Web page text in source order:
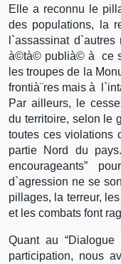
Elle a reconnu le
des populations, la
l`assassinat
à©tà© publià© à ce
les troupes de la
frontià¨res mais à
Par ailleurs, le
du territoire, selon le
toutes ces violations
partie Nord du
encourageants”
d`agression ne se
pillages, la terreur,
et les combats font
Quant au “Dialogue
participation, nous